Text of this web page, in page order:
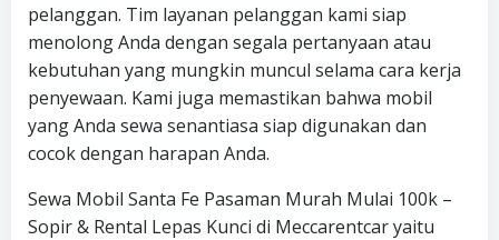
pelanggan. Tim layanan pelanggan kami siap
menolong Anda dengan segala pertanyaan atau
kebutuhan yang mungkin muncul selama cara kerja
penyewaan. Kami juga memastikan bahwa mobil
yang Anda sewa senantiasa siap digunakan dan
cocok dengan harapan Anda.
Sewa Mobil Santa Fe Pasaman Murah Mulai 100k –
Sopir & Rental Lepas Kunci di Meccarentcar yaitu